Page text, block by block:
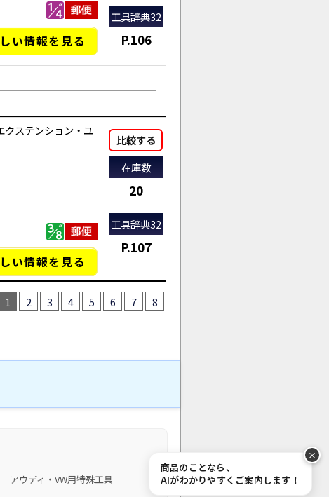
い情報を見る
工具辞典32
P.106
クステンション・ユ
い情報を見る
比較する
在庫数
20
工具辞典32
P.107
1 2 3 4 5 6 7
8
アウディ・VW用特殊工具
商品のことなら、
AIがわかりやすくご案内します！
AI商品コンシェルジュ